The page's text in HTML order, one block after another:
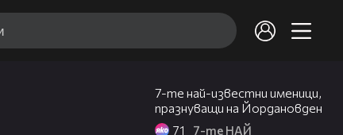
7-те най-известни именици,
празнуващи на Йордановден
71 7-те НАЙ